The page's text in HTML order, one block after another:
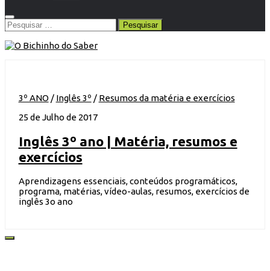
Pesquisar
por:
3º ANO / Inglês 3º / Resumos da matéria e exercícios
25 de Julho de 2017
Inglês 3º ano | Matéria, resumos e
exercícios
Aprendizagens essenciais, conteúdos programáticos,
programa, matérias, vídeo-aulas, resumos, exercícios de
inglês 3o ano